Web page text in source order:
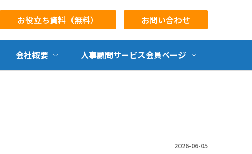
お役立ち資料（無料） お問い合わせ
会社概要 人事顧問サービス会員ページ
2026-06-05